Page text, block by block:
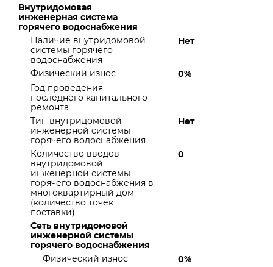
Внутридомовая
инженерная система
горячего водоснабжения
Наличие внутридомовой
системы горячего
водоснабжения
Нет
Физический износ
0%
Год проведения
последнего капитального
ремонта
Тип внутридомовой
инженерной системы
горячего водоснабжения
Нет
Количество вводов
внутридомовой
инженерной системы
горячего водоснабжения в
многоквартирный дом
(количество точек
поставки)
0
Сеть внутридомовой
инженерной системы
горячего водоснабжения
Физический износ
0%